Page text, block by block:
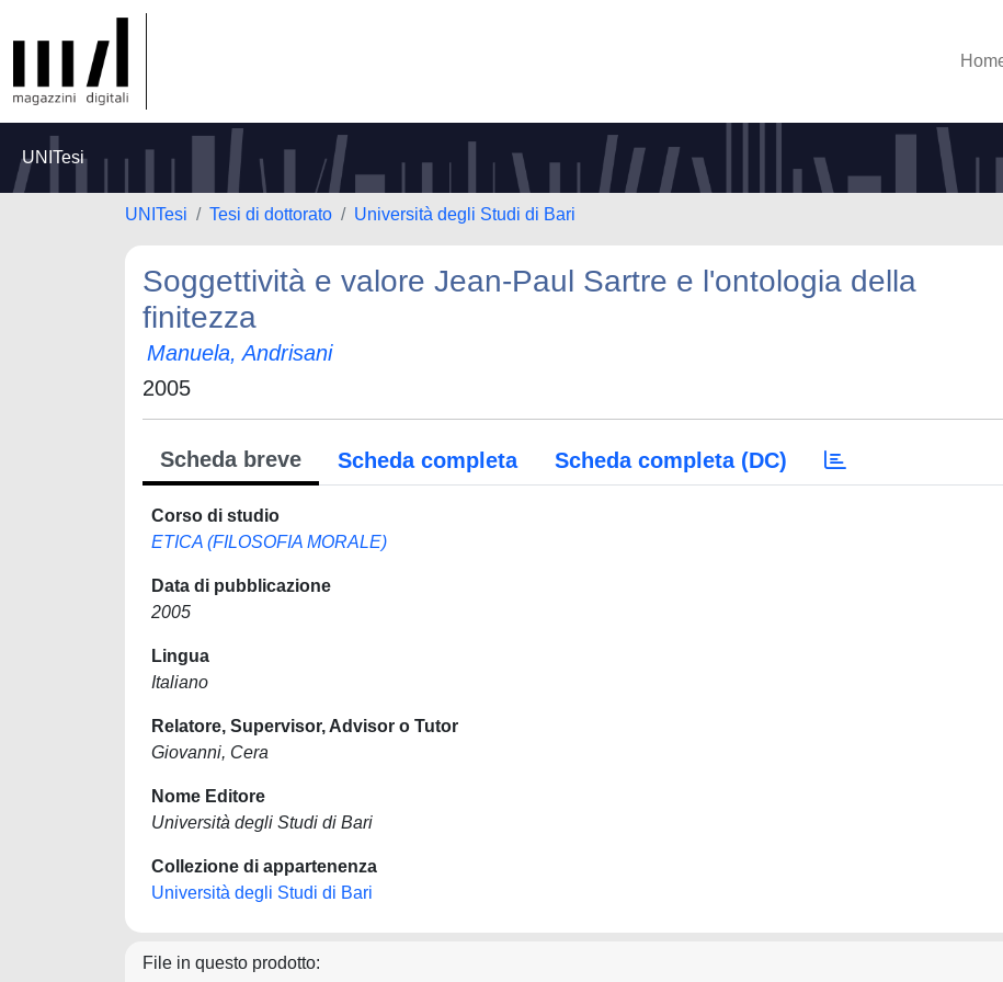
UNITesi
UNITesi Tesi di dottorato Università degli Studi di Bari
Soggettività e valore Jean-Paul Sartre e l'ontologia della
finitezza
Manuela, Andrisani
2005
Scheda breve Scheda completa Scheda completa (DC)
Corso di studio
ETICA (FILOSOFIA MORALE)
Data di pubblicazione
2005
Lingua
Italiano
Relatore, Supervisor, Advisor o Tutor
Giovanni, Cera
Nome Editore
Università degli Studi di Bari
Collezione di appartenenza
Università degli Studi di Bari
File in questo prodotto: